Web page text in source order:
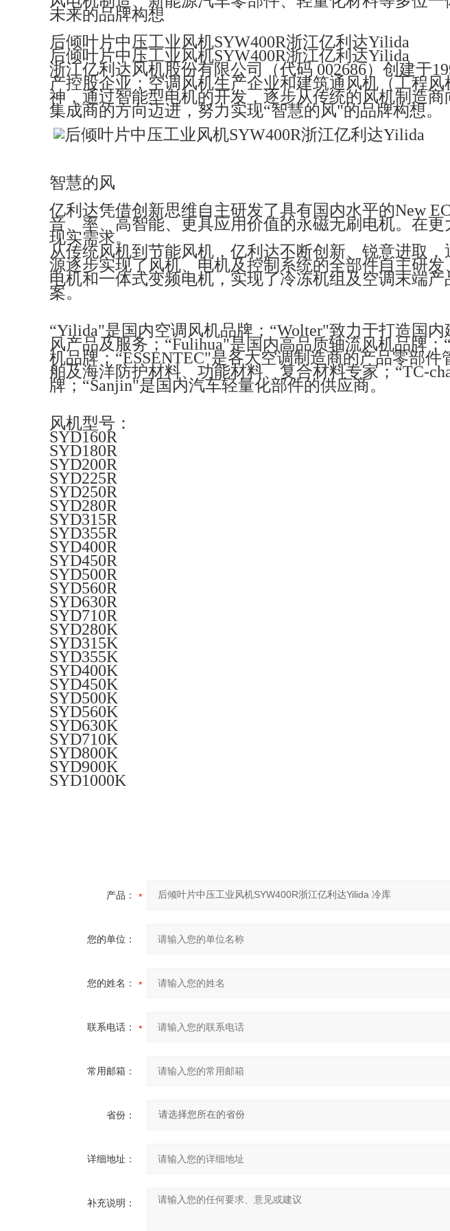
未来的品牌构想
后倾叶片中压工业风机SYW400R浙江亿利达Yilida
后倾叶片中压工业风机SYW400R浙江亿利达Yilida
浙江亿利达风机股份有限公司（代码 002686）创建于
产控股企业；空调风机生产企业和建筑通风机（工程
神，通过智能型电机的开发，逐步从传统的风机制造
集成商的方向迈进，努力实现“智慧的风"的品牌构想。
智慧的风
亿利达凭借创新思维自主研发了具有国内水平的New
音、率、高智能、更具应用价值的永磁无刷电机。在
现实需求。
从传统风机到节能风机，亿利达不断创新、锐意进取
源逐步实现了风机、电机及控制系统的全部件自主研
电机和一体式变频电机，实现了冷冻机组及空调末端
案。
“Yilida"是国内空调风机品牌；“Wolter"致力于打造国
风产品及服务；“Fulihua"是国内高品质轴流风机品牌
机品牌；“ESSENTEC"是各大空调制造商的产品零部
舶及海洋防护材料、功能材料、复合材料专家；“TC-
牌；“Sanjin"是国内汽车轻量化部件的供应商。
风机型号：
SYD160R
SYD180R
SYD200R
SYD225R
SYD250R
SYD280R
SYD315R
SYD355R
SYD400R
SYD450R
SYD500R
SYD560R
SYD630R
SYD710R
SYD280K
SYD315K
SYD355K
SYD400K
SYD450K
SYD500K
SYD560K
SYD630K
SYD710K
SYD800K
SYD900K
SYD1000K
产品：
您的单位：
您的姓名：
联系电话：
常用邮箱：
省份：
详细地址：
补充说明：